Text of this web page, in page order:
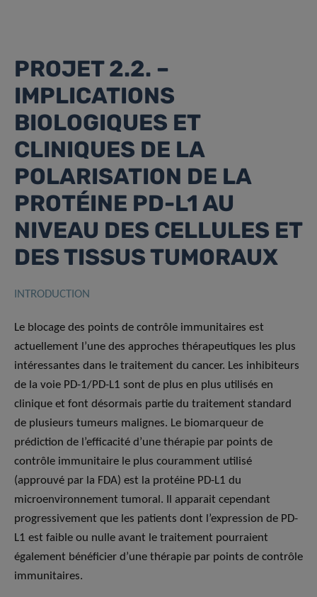
PROJET 2.2. –
IMPLICATIONS
BIOLOGIQUES ET
CLINIQUES DE LA
POLARISATION DE LA
PROTÉINE PD-L1 AU
NIVEAU DES CELLULES ET
DES TISSUS TUMORAUX
INTRODUCTION
Le blocage des points de contrôle immunitaires est
actuellement l’une des approches thérapeutiques les plus
intéressantes dans le traitement du cancer. Les inhibiteurs
de la voie PD-1/PD-L1 sont de plus en plus utilisés en
clinique et font désormais partie du traitement standard
de plusieurs tumeurs malignes. Le biomarqueur de
prédiction de l’efficacité d’une thérapie par points de
contrôle immunitaire le plus couramment utilisé
(approuvé par la FDA) est la protéine PD-L1 du
microenvironnement tumoral. Il apparait cependant
progressivement que les patients dont l’expression de PD-
L1 est faible ou nulle avant le traitement pourraient
également bénéficier d’une thérapie par points de contrôle
immunitaires.